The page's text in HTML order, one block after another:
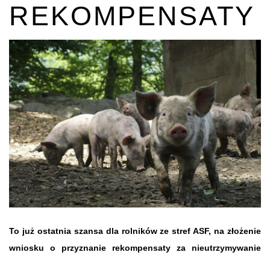
REKOMPENSATY
To już ostatnia szansa dla rolników ze stref ASF, na złożenie
wniosku o przyznanie rekompensaty za nieutrzymywanie